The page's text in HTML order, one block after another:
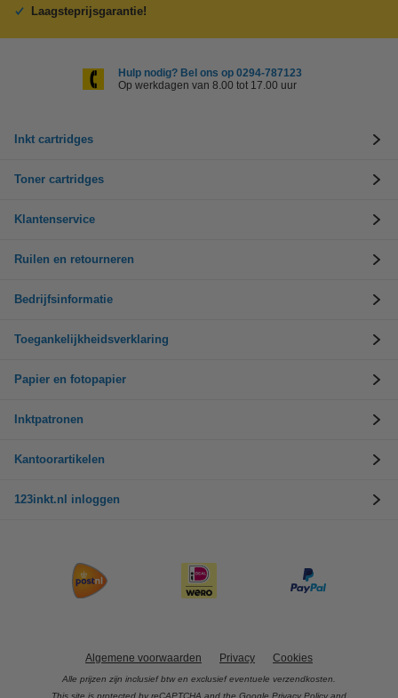
Laagsteprijsgarantie!
Hulp nodig? Bel ons op 0294-787123
Op werkdagen van 8.00 tot 17.00 uur
Inkt cartridges
Toner cartridges
Klantenservice
Ruilen en retourneren
Bedrijfsinformatie
Toegankelijkheidsverklaring
Papier en fotopapier
Inktpatronen
Kantoorartikelen
123inkt.nl inloggen
Algemene voorwaarden Privacy Cookies
Alle prijzen zijn inclusief btw en exclusief eventuele verzendkosten.
This site is protected by reCAPTCHA and the Google Privacy Policy and